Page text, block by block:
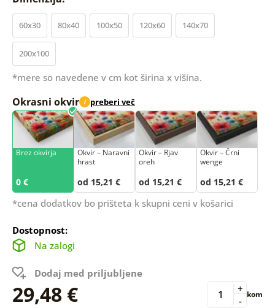
60x30 80x40 100x50 120x60 140x70
200x100
*mere so navedene v cm kot širina x višina.
Okrasni okvir i preberi več
Brez okvirja
0 €
Okvir – Naravni
hrast
od 15,21 €
Okvir – Rjav
oreh
od 15,21 €
Okvir – Črni
wenge
od 15,21 €
*cena dodatkov bo prišteta k skupni ceni v košarici
Dostopnost:
Na zalogi
Dodaj med priljubljene
29,48 € -
+ kom